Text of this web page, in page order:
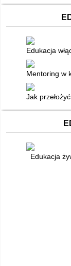
Edukacja
Mentoring w
Jak
Edukacja